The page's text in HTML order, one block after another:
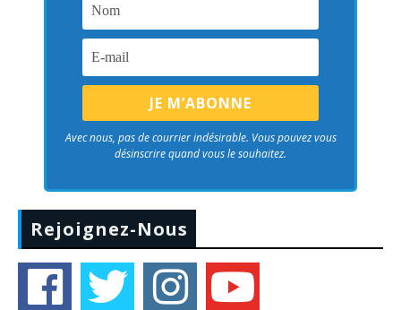
Avec nous, pas de courrier indésirable. Vous pouvez vous
désinscrire quand vous le souhaitez.
Rejoignez-Nous